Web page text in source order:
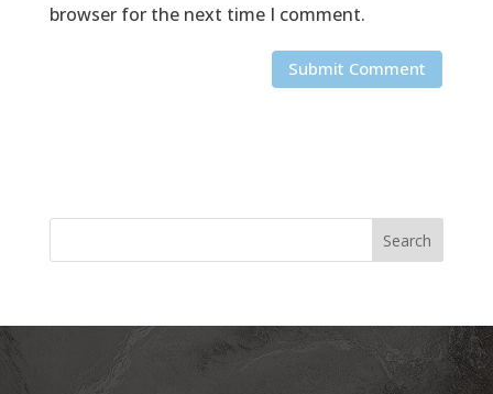
browser for the next time I comment.
Search